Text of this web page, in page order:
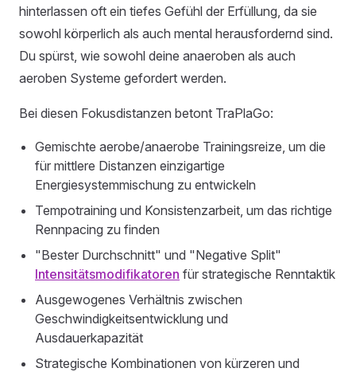
hinterlassen oft ein tiefes Gefühl der Erfüllung, da sie
sowohl körperlich als auch mental herausfordernd sind.
Du spürst, wie sowohl deine anaeroben als auch
aeroben Systeme gefordert werden.
Bei diesen Fokusdistanzen betont TraPlaGo:
Gemischte aerobe/anaerobe Trainingsreize, um die
für mittlere Distanzen einzigartige
Energiesystemmischung zu entwickeln
Tempotraining und Konsistenzarbeit, um das richtige
Rennpacing zu finden
"Bester Durchschnitt" und "Negative Split"
Intensitätsmodifikatoren für strategische Renntaktik
Ausgewogenes Verhältnis zwischen
Geschwindigkeitsentwicklung und
Ausdauerkapazität
Strategische Kombinationen von kürzeren und